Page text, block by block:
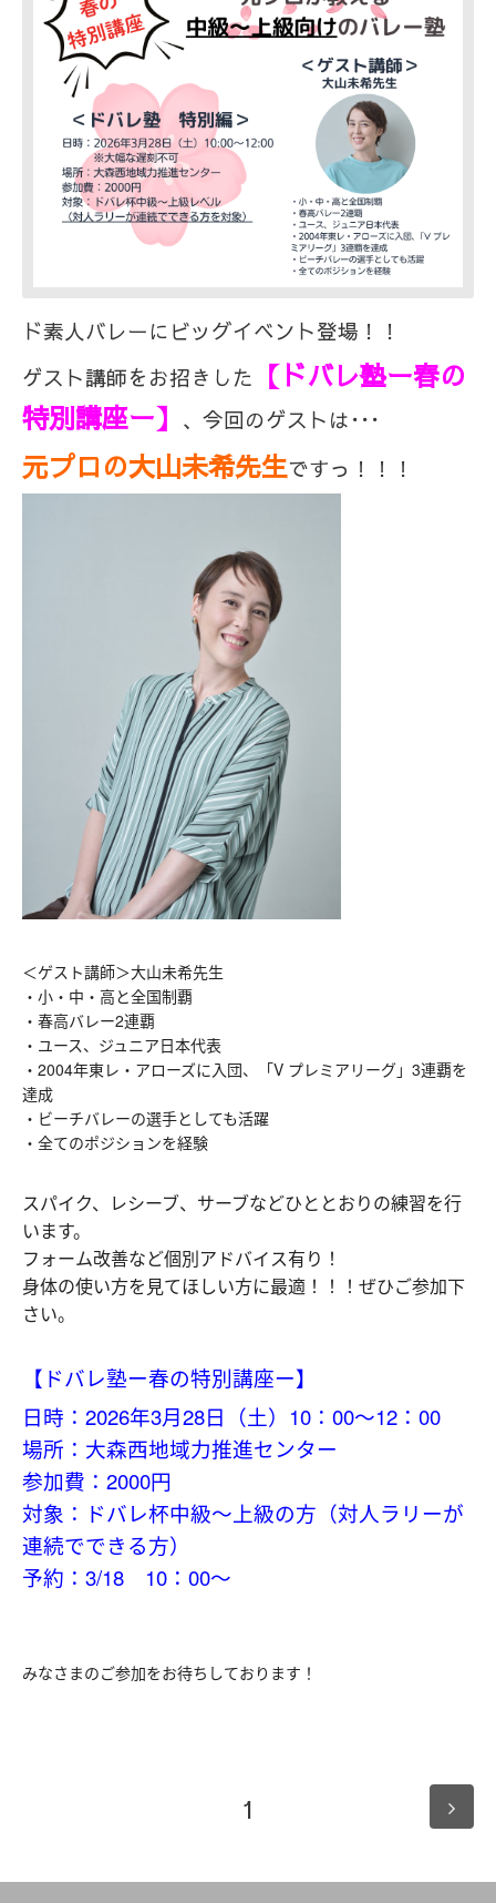
ド素人バレーにビッグイベント登場！！
ゲスト講師をお招きした
【ドバレ塾ー春の
特別講座ー】 、今回のゲストは･･･
元プロの大山未希先生ですっ！！！
＜ゲスト講師＞大山未希先生
・小・中・高と全国制覇
・春高バレー2連覇
・ユース、ジュニア日本代表
・2004年東レ・アローズに入団、「V プレミアリーグ」3連覇を
達成
・ビーチバレーの選手としても活躍
・全てのポジションを経験
スパイク、レシーブ、サーブなどひととおりの練習を行
います。
フォーム改善など個別アドバイス有り！
身体の使い方を見てほしい方に最適！！！ぜひご参加下
さい。
【ドバレ塾ー春の特別講座ー】
日時：2026年3月28日（土）10：00～12：00
場所：大森西地域力推進センター
参加費：2000円
対象：ドバレ杯中級～上級の方（対人ラリーが
連続でできる方）
予約：3/18 10：00～
みなさまのご参加をお待ちしております！
1